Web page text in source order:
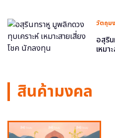
วัตถุม
อสุริ
เหมา
สินค้ามงคล